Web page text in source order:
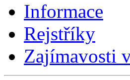
Informace
Rejstříky
Zajímavosti